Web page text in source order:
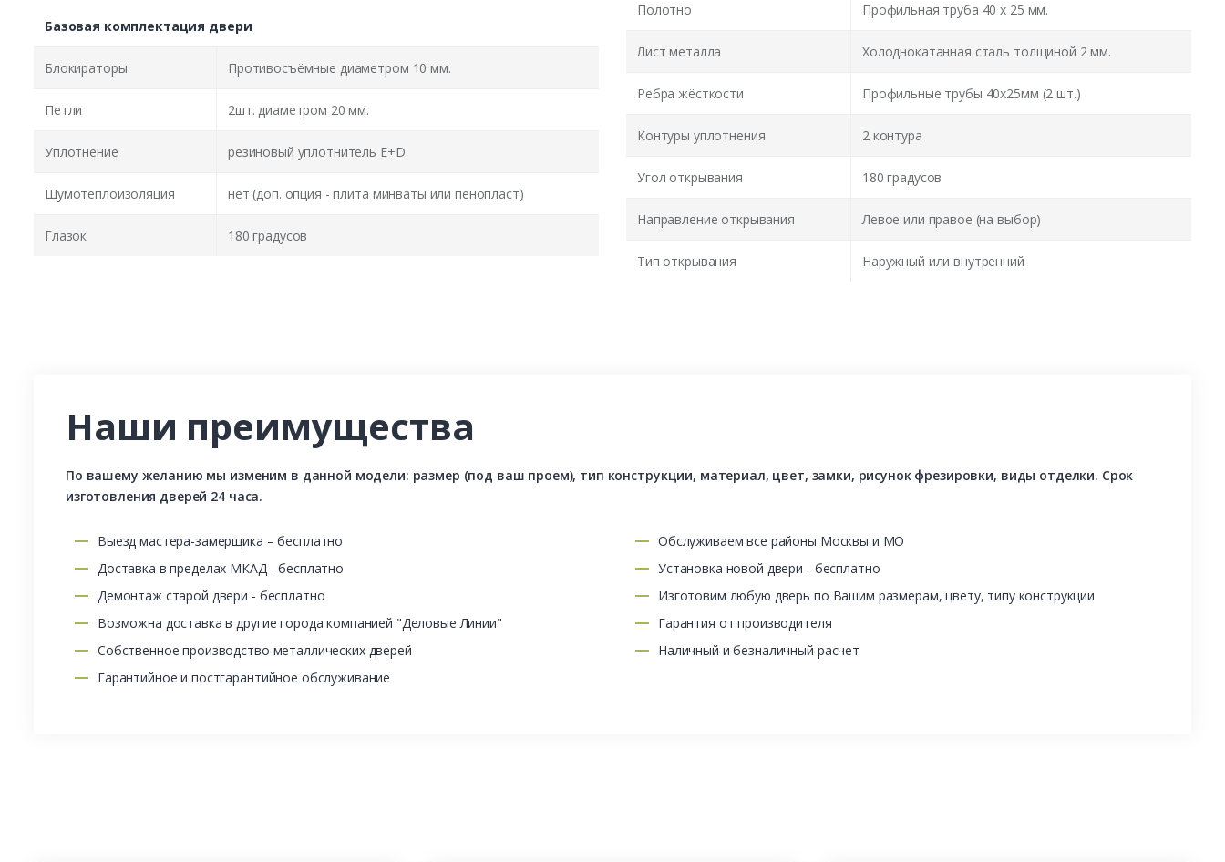
Базовая комплектация двери
Блокираторы Противосъёмные диаметром 10 мм.
Петли 2шт. диаметром 20 мм.
Уплотнение резиновый уплотнитель E+D
Шумотеплоизоляция нет (доп. опция - плита минваты или пенопласт)
Глазок 180 градусов
Полотно Профильная труба 40 х 25 мм.
Лист металла Холоднокатанная сталь толщиной 2 мм.
Ребра жёсткости Профильные трубы 40х25мм (2 шт.)
Контуры уплотнения 2 контура
Угол открывания 180 градусов
Направление открывания Левое или правое (на выбор)
Тип открывания Наружный или внутренний
Наши преимущества
По вашему желанию мы изменим в данной модели: размер (под ваш проем), тип конструкции, материал, цвет, замки, рисунок фрезировки, виды отделки. Срок
изготовления дверей 24 часа.
Выезд мастера-замерщика – бесплатно
Доставка в пределах МКАД - бесплатно
Демонтаж старой двери - бесплатно
Возможна доставка в другие города компанией "Деловые Линии"
Собственное производство металлических дверей
Гарантийное и постгарантийное обслуживание
Обслуживаем все районы Москвы и МО
Установка новой двери - бесплатно
Изготовим любую дверь по Вашим размерам, цвету, типу конструкции
Гарантия от производителя
Наличный и безналичный расчет